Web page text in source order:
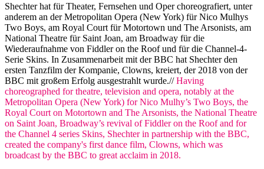
Shechter hat für Theater, Fernsehen und Oper choreografiert, unter
anderem an der Metropolitan Opera (New York) für Nico Mulhys
Two Boys, am Royal Court für Motortown und The Arsonists, am
National Theatre für Saint Joan, am Broadway für die
Wiederaufnahme von Fiddler on the Roof und für die Channel-4-
Serie Skins. In Zusammenarbeit mit der BBC hat Shechter den
ersten Tanzfilm der Kompanie, Clowns, kreiert, der 2018 von der
BBC mit großem Erfolg ausgestrahlt wurde.//Having
choreographed for theatre, television and opera, notably at the
Metropolitan Opera (New York) for Nico Mulhy’s Two Boys, the
Royal Court on Motortown and The Arsonists, the National Theatre
on Saint Joan, Broadway’s revival of Fiddler on the Roof and for
the Channel 4 series Skins, Shechter in partnership with the BBC,
created the company's first dance film, Clowns, which was
broadcast by the BBC to great acclaim in 2018.